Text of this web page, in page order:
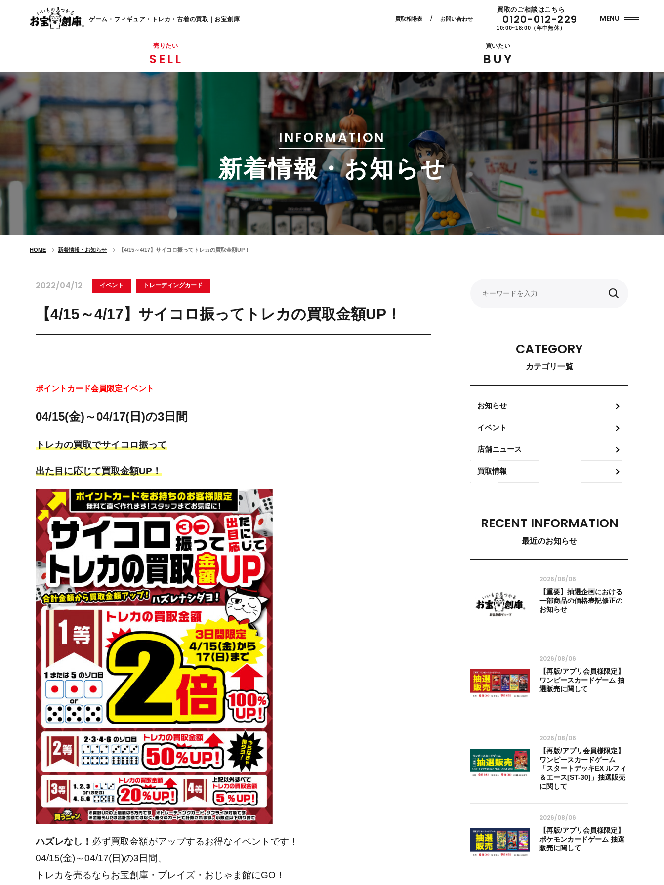
ゲーム・フィギュア・トレカ・古着の買取｜お宝創庫 買取相場表/ お問い合わせ
買取のご相談はこちら
0120-012-229
10:00~18:00（年中無休）
MENU
売りたい
SELL
買いたい
BUY
INFORMATION
新着情報・お知らせ
HOME 新着情報・お知らせ 【4/15～4/17】サイコロ振ってトレカの買取金額UP！
2022/04/12 イベント トレーディングカード
【4/15～4/17】サイコロ振ってトレカの買取金額UP！
ポイントカード会員限定イベント
04/15(金)～04/17(日)の3日間
トレカの買取でサイコロ振って
出た目に応じて買取金額UP！
ハズレなし！ 必ず買取金額がアップするお得なイベントです！
04/15(金)～04/17(日)の3日間、
トレカを売るならお宝創庫・プレイズ・おじゃま館にGO！
CATEGORY
カテゴリ一覧
お知らせ
イベント
店舗ニュース
買取情報
RECENT INFORMATION
最近のお知らせ
2026/08/06
【重要】抽選企画における
一部商品の価格表記修正の
お知らせ
2026/08/06
【再版/アプリ会員様限定】
ワンピースカードゲーム 抽
選販売に関して
2026/08/06
【再版/アプリ会員様限定】
ワンピースカードゲーム
「スタートデッキEX ルフィ
＆エース[ST-30]」抽選販売
に関して
2026/08/06
【再版/アプリ会員様限定】
ポケモンカードゲーム 抽選
販売に関して